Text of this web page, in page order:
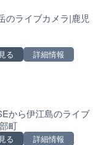
のライブカメラ|鹿児
る 詳細情報
から伊江島のライブ
町
る 詳細情報